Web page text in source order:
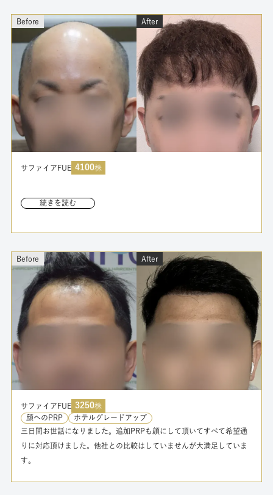
Before
After
サファイアFUE 4100株
続きを読む
Before After
サファイアFUE 3250株
顔へのPRP
ホテルグレードアップ
三日間お世話になりました。追加PRPも顔にして頂いてすべて希望通
りに対応頂けました。他社との比較はしていませんが大満足していま
す。